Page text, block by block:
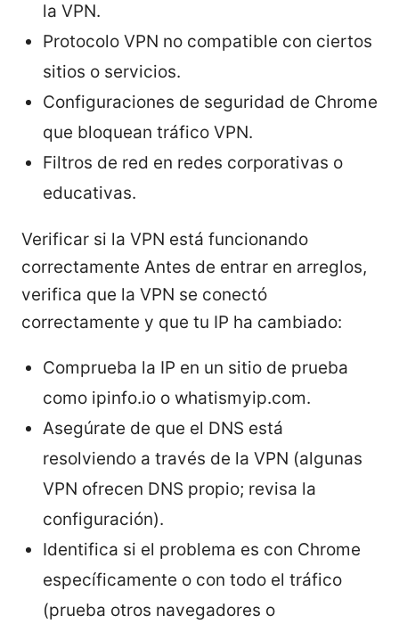
la VPN.
Protocolo VPN no compatible con ciertos
sitios o servicios.
Configuraciones de seguridad de Chrome
que bloquean tráfico VPN.
Filtros de red en redes corporativas o
educativas.
Verificar si la VPN está funcionando
correctamente Antes de entrar en arreglos,
verifica que la VPN se conectó
correctamente y que tu IP ha cambiado:
Comprueba la IP en un sitio de prueba
como ipinfo.io o whatismyip.com.
Asegúrate de que el DNS está
resolviendo a través de la VPN (algunas
VPN ofrecen DNS propio; revisa la
configuración).
Identifica si el problema es con Chrome
específicamente o con todo el tráfico
(prueba otros navegadores o